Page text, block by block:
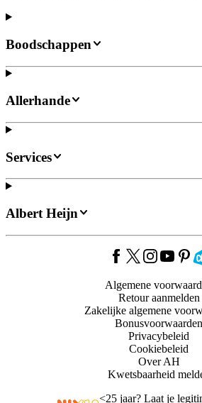
Boodschappen
Allerhande
Services
Albert Heijn
Algemene
Retour aanmelden
Zakelijke algemene
Bonusvoorwaarden
Privacybeleid
Cookiebeleid
Over AH
Kwetsbaarheid
<25 jaar? Laat je